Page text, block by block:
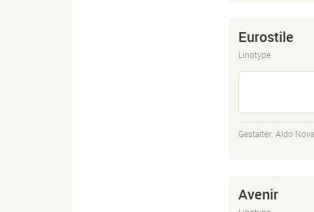
Eurostile
Linotype
Gestalter: Aldo
Avenir